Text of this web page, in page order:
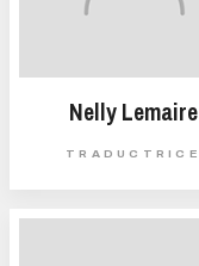
Nelly Lemaire
TRADUCTRICE